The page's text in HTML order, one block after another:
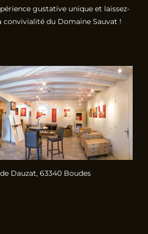
gustative unique et laissez-
convivialité du Domaine Sauvat !
Dauzat, 63340 Boudes